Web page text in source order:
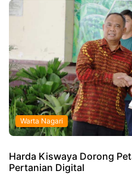
Warta Nagari
Harda Kiswaya Dorong
Pertanian Digital